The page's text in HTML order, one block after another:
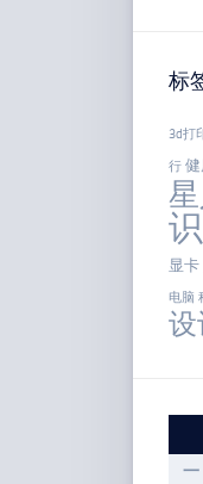
标
3d打
行 健
识
显卡
电脑
一